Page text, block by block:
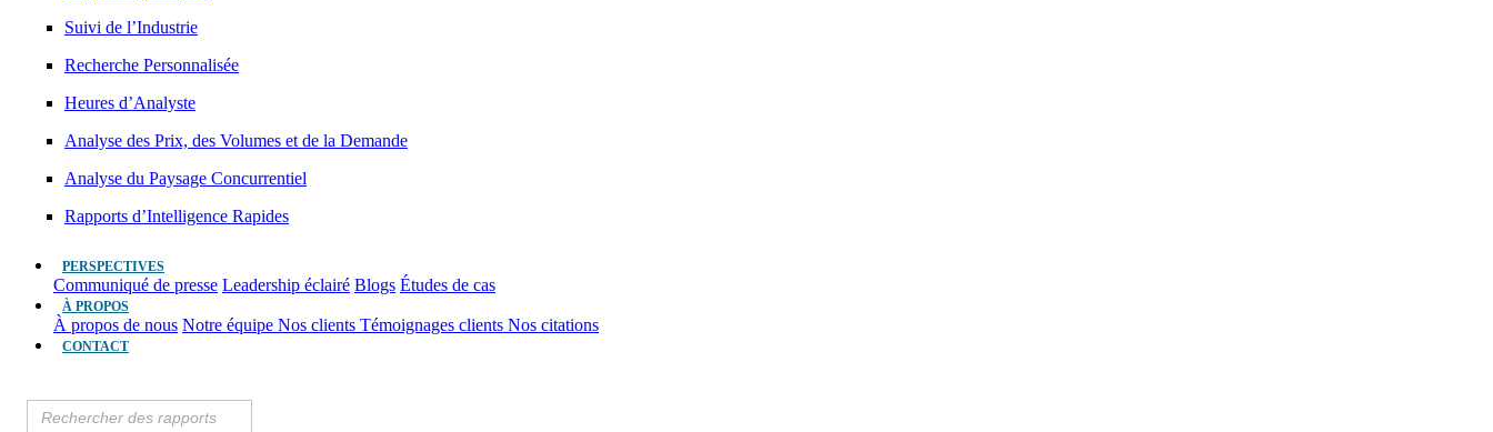
Suivi de l’Industrie
Recherche Personnalisée
Heures d’Analyste
Analyse des Prix, des Volumes et de la Demande
Analyse du Paysage Concurrentiel
Rapports d’Intelligence Rapides
PERSPECTIVES
Communiqué de presse Leadership éclairé Blogs Études de cas
À PROPOS
À propos de nous Notre équipe Nos clients Témoignages clients Nos citations
CONTACT